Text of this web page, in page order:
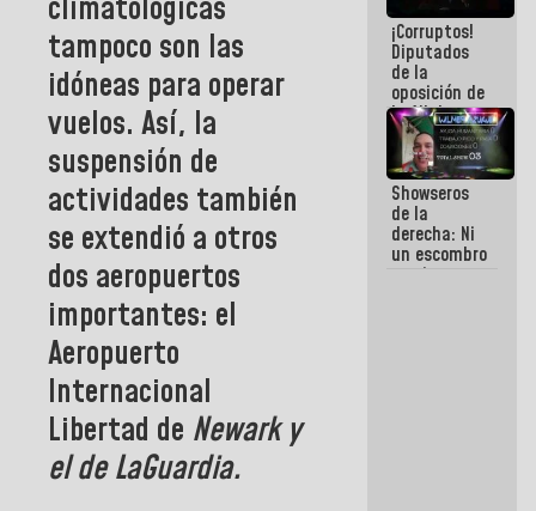
climatológicas
tampoco son las
idóneas para operar
vuelos. Así, la
suspensión de
actividades también
se extendió a otros
dos aeropuertos
importantes: el
Aeropuerto
Internacional
Libertad de Newark y
el de LaGuardia.
burguesía
de siempre
¡Corruptos!
Diputados
de la
oposición de
la AN de
2015
derrocharon
el dinero de
los
venezolanos
Showseros
de la
derecha: Ni
un escombro
movieron